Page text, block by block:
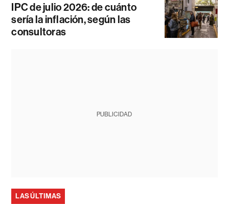
IPC de julio 2026: de cuánto
sería la inflación, según las
consultoras
PUBLICIDAD
LAS ÚLTIMAS